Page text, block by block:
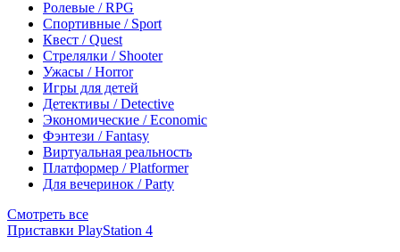
Ролевые / RPG
Спортивные / Sport
Квест / Quest
Стрелялки / Shooter
Ужасы / Horror
Игры для детей
Детективы / Detective
Экономические / Economic
Фэнтези / Fantasy
Виртуальная реальность
Платформер / Platformer
Для вечеринок / Party
Смотреть все
Приставки PlayStation 4